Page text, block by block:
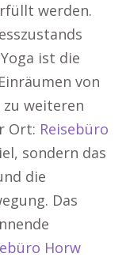
werden.
ist die
von
zu weiteren
Ort: Reisebüro
sondern das
die
Das
Horw